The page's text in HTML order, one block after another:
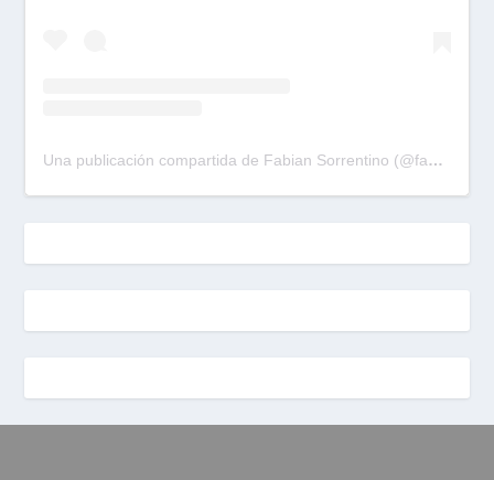
Una publicación compartida de Fabian Sorrentino (@fabiansonria)